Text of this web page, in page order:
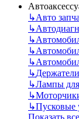
↳Авто
↳
↳
↳
↳
↳Держатели
↳Лампы
↳
↳Пусковые
Показать